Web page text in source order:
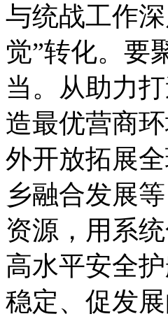
与统战工作
觉”转化。要
当。从助力
造最优营商
外开放拓展
乡融合发展
资源，用系
高水平安全
稳定、促发